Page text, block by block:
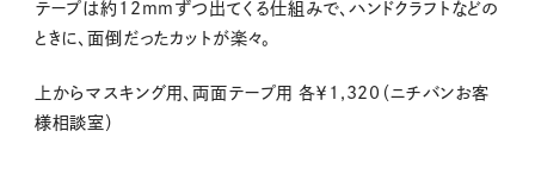
テープは約12mmずつ出てくる仕組みで、ハンドクラフトなどの
ときに、面倒だったカットが楽々。
上からマスキング用、両面テープ用 各￥1,320（ニチバンお客
様相談室）